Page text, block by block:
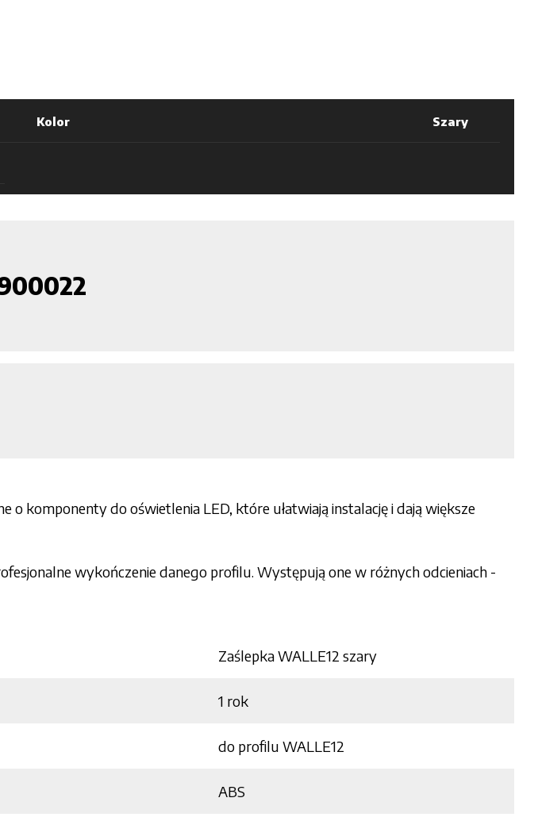
Kolor Szary
komponenty do oświetlenia LED, które ułatwiają instalację i dają większe
wykończenie danego profilu. Występują one w różnych odcieniach -
Zaślepka WALLE12 szary
1 rok
do profilu WALLE12
ABS